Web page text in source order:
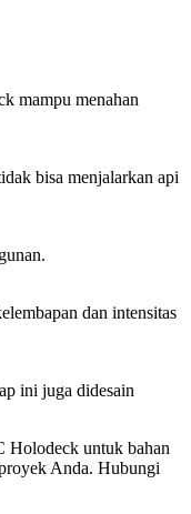
mampu menahan
bisa menjalarkan api
dan intensitas
ini juga didesain
Holodeck untuk bahan
Anda. Hubungi